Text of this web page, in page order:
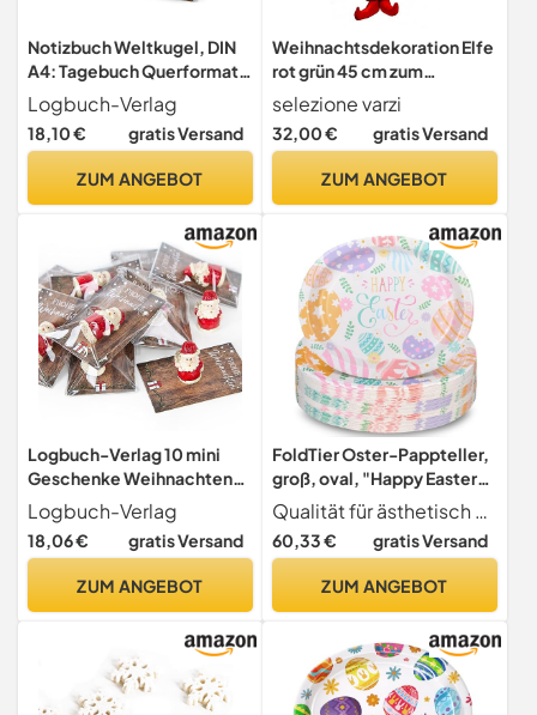
Notizbuch Weltkugel, DIN
A4: Tagebuch Querformat,
Blanko Note Book, Journal
für Notizen, Hardcover
Einband, 148 leere Seiten,
Terminplaner,
Buch Erwachsene
Logbuch-Verlag
18,10 € gratis Versand
ZUM ANGEBOT
Weihnachtsdekoration Elfe
rot grün 45 cm zum
Aufhängen - Auswahl
Papierwaren Varzi seit 1956
selezione varzi
32,00 € gratis Versand
ZUM ANGEBOT
Logbuch-Verlag 10 mini
Geschenke Weihnachten
Santa klein mit Kleiner
Weihnachtskarte
Weihnachtsfeier Kunden
Logbuch-Verlag
18,06 € gratis Versand
ZUM ANGEBOT
FoldTier Oster-Pappteller,
groß, oval, "Happy Easter",
Papier-Servierschale,
Geschirr, für Party, 100
Stück, 28,9 x 33 cm
Qualität für ästhetisch ansprechendes Ostergeschirr Feiern Sie Ostern mit diesen hochwertigen Oster-Papptellern. Geben Sie sich nicht mit typischen Papptellern zufrieden. Diese Einwegteller sind mit fröhlichen Ostergrüßen, Eiern und Gras in lebendigen Farben entworfen, um sicherzustellen, dass jedes Stück sowohl funktional als auch dekorativ ist. Sie sind aus dickem, stabilem und zuverlässigem Papier hergestellt, bieten eine attraktive, aber solide Lösung zum Servieren von Desserts, Obst und Snacks
60,33 € gratis Versand
ZUM ANGEBOT